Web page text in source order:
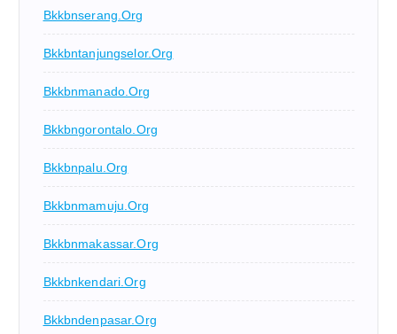
Bkkbnserang.org
Bkkbntanjungselor.org
Bkkbnmanado.org
Bkkbngorontalo.org
Bkkbnpalu.org
Bkkbnmamuju.org
Bkkbnmakassar.org
Bkkbnkendari.org
Bkkbndenpasar.org